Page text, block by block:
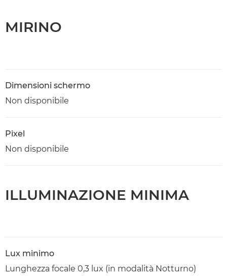
MIRINO
Dimensioni schermo
Non disponibile
Pixel
Non disponibile
ILLUMINAZIONE MINIMA
Lux minimo
Lunghezza focale 0,3 lux (in modalità Notturno)